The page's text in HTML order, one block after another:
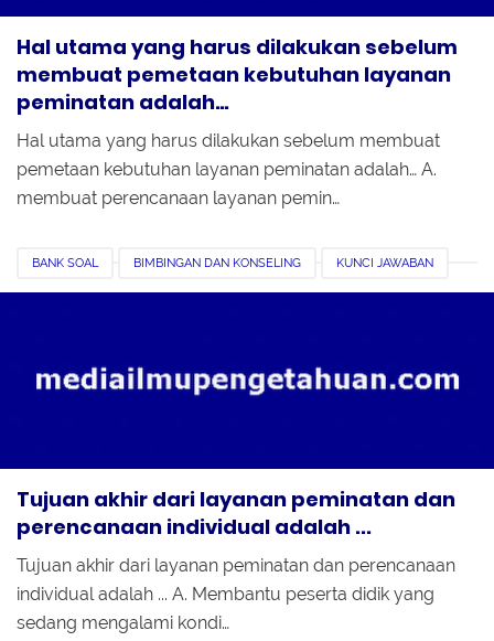
Hal utama yang harus dilakukan sebelum
membuat pemetaan kebutuhan layanan
peminatan adalah…
Hal utama yang harus dilakukan sebelum membuat
pemetaan kebutuhan layanan peminatan adalah… A.
membuat perencanaan layanan pemin…
BANK SOAL BIMBINGAN DAN KONSELING KUNCI JAWABAN
LATIHAN PEMAHAMAN LAYANAN PEMINATAN DAN RESPONSIF
Tujuan akhir dari layanan peminatan dan
perencanaan individual adalah ...
Tujuan akhir dari layanan peminatan dan perencanaan
individual adalah ... A. Membantu peserta didik yang
sedang mengalami kondi…